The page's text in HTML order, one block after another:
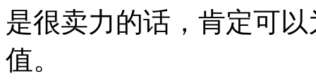
是很卖力的话，肯定可
值。